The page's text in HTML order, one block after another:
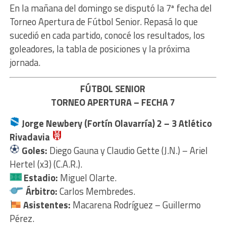
En la mañana del domingo se disputó la 7ª fecha del
Torneo Apertura de Fútbol Senior. Repasá lo que
sucedió en cada partido, conocé los resultados, los
goleadores, la tabla de posiciones y la próxima
jornada.
FÚTBOL SENIOR
TORNEO APERTURA – FECHA 7
Jorge Newbery (Fortín Olavarría) 2 – 3Atlético
Rivadavia
Goles: Diego Gauna y Claudio Gette (J.N.) – Ariel
Hertel (x3) (C.A.R.).
Estadio: Miguel Olarte.
Árbitro:Carlos Membredes.
Asistentes: Macarena Rodríguez – Guillermo
Pérez.